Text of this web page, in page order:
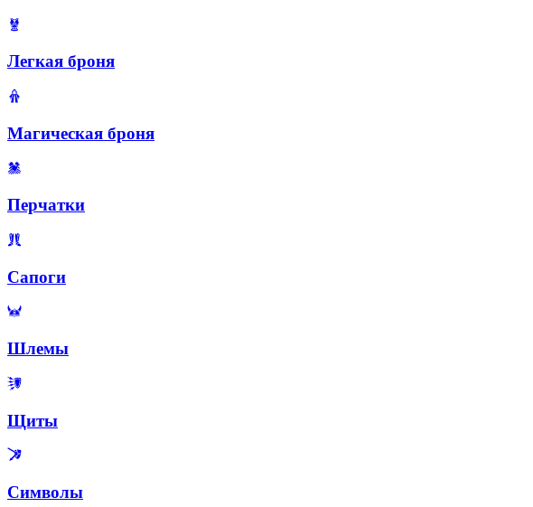
Легкая броня
Магическая броня
Перчатки
Сапоги
Шлемы
Щиты
Символы